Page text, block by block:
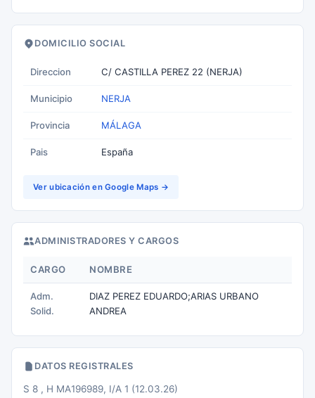
DOMICILIO SOCIAL
Direccion C/ CASTILLA PEREZ 22 (NERJA)
Municipio NERJA
Provincia MÁLAGA
Pais España
Ver ubicación en Google Maps →
ADMINISTRADORES Y CARGOS
CARGO NOMBRE
Adm.
Solid.
DIAZ PEREZ EDUARDO;ARIAS URBANO
ANDREA
DATOS REGISTRALES
S 8 , H MA196989, I/A 1 (12.03.26)